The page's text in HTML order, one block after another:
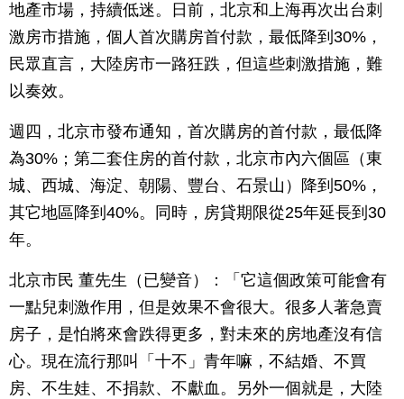
地產市場，持續低迷。日前，北京和上海再次出台刺
激房市措施，個人首次購房首付款，最低降到30%，
民眾直言，大陸房市一路狂跌，但這些刺激措施，難
以奏效。
週四，北京市發布通知，首次購房的首付款，最低降
為30%；第二套住房的首付款，北京市內六個區（東
城、西城、海淀、朝陽、豐台、石景山）降到50%，
其它地區降到40%。同時，房貸期限從25年延長到30
年。
北京市民 董先生（已變音）：「它這個政策可能會有
一點兒刺激作用，但是效果不會很大。很多人著急賣
房子，是怕將來會跌得更多，對未來的房地產沒有信
心。現在流行那叫「十不」青年嘛，不結婚、不買
房、不生娃、不捐款、不獻血。另外一個就是，大陸